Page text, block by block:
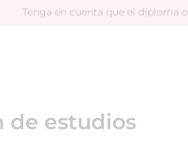
Tenga en cuenta que el diploma
de estudios